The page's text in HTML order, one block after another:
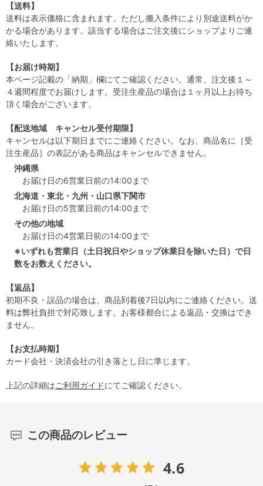
【送料】
送料は表示価格に含まれます。ただし搬入条件により別途送料がか
かる場合があります。該当する場合はご注文後にショップよりご連
絡いたします。
【お届け時期】
本ページ記載の「納期」欄にてご確認ください。通常、注文後１～
４週間程度でお届けします。受注生産品の場合は１ヶ月以上お待ち
頂く場合がございます。
【配送地域 キャンセル受付期限】
キャンセルは以下期日までにご連絡ください。なお、商品名に［受
注生産品］の表記がある商品はキャンセルできません。
沖縄県
お届け日の6営業日前の14:00まで
北海道・東北・九州・山口県下関市
お届け日の5営業日前の14:00まで
その他の地域
お届け日の4営業日前の14:00まで
※いずれも営業日（土日祝日やショップ休業日を除いた日）で日
数をお数えください。
【返品】
初期不良・誤品の場合は、商品到着後7日以内にご連絡ください。送
料は弊社負担で対応致します。お客様都合による返品・交換はでき
ません。
【お支払時期】
カード会社・決済会社の引き落とし日に準じます。
上記の詳細はご利用ガイドにてご確認ください。
この商品のレビュー
4.6